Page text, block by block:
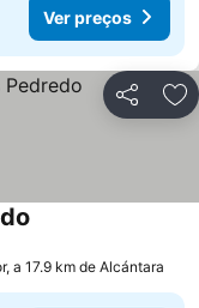
Ver preços
Partilhar
a 17.9 km de Alcántara